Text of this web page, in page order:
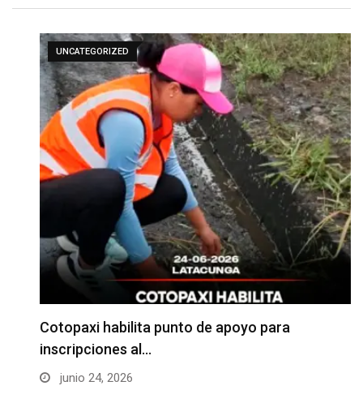
UNCATEGORIZED
Cotopaxi habilita punto de apoyo para
inscripciones al…
junio 24, 2026